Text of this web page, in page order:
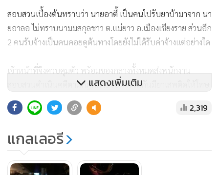
สอบสวนเบื้องต้นทราบว่า นายอาตี้ เป็นคนไปรับยาบ้ามาจาก นา
ยอาลอ ไม่ทราบนามมสกุลชาว ต.แม่ยาว อ.เมืองเชียงราย ส่วนอีก
2 คนรับจ้างเป็นคนคอยดูต้นทางโดยยังไม่ได้รับค่าจ้างแต่อย่างใด
เจ้าหน้าที่จึงควบคุมตัว พร้อมของกลางทั้งหมดส่งพนักงาน
สอบสวนดำเนินคดีตามกฎหมายข้อหาร่วมกันมียาเสพติดให้โทษ
ประเภท 1 (ยาบ้า) ไว้ในความครอบครองเพื่อจำหน่ายและ
พยายามจำหน่ายโดยผิดกฎหมาย
วันเดียวกัน หน่วยพื้นที่พิเศษดอยวาวี ร.17 ได้รับแจ้งจะมีการ
ลักลอบลำเลียงยาเสพติดผ่านพื้นที่หมู่บ้านห้วยส้านลีซอ ม.5
ต.ห้วยชมพู อ.เมืองเชียงราย ไปทางบ้านดอยช้าง ม.3 ต.วาวี
แสดงเพิ่มเติม
2,319
แกลเลอรี